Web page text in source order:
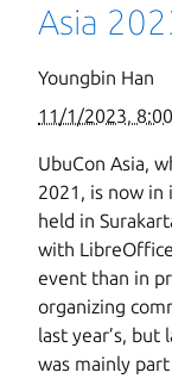
Asia
Youngbin Han
11/1/2023,
UbuCon Asia,
2021, is now in
held in
with
event than in
organizing
last year’s, but
was mainly